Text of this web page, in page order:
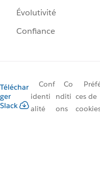
Évolutivité
Confiance
Téléchar
ger
Slack
Conf
identi
alité
Co
nditi
ons
ces de